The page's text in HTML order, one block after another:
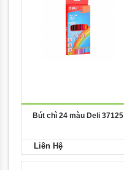
Bút chì 24 màu Deli 37125
Liên Hệ